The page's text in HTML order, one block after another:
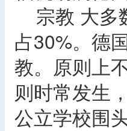
宗教 大多
占30%。德
教。原则上
则时常发生
公立学校围